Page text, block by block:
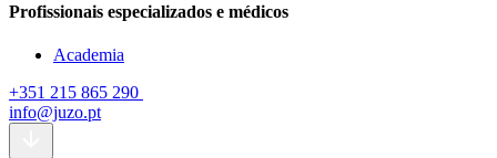
Profissionais especializados e médicos
Academia
+351 215 865 290
info@juzo.pt